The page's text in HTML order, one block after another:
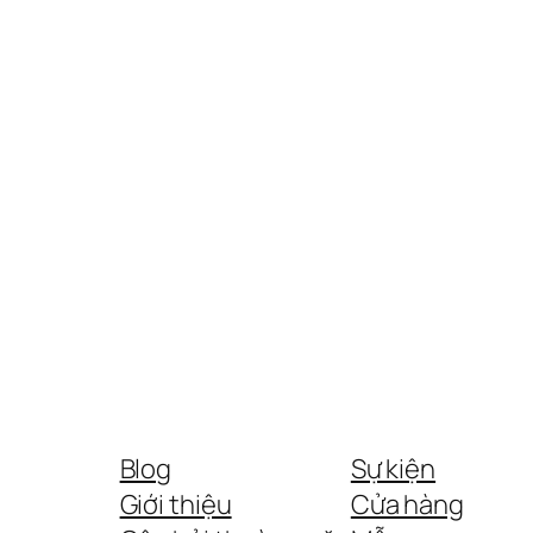
Blog
Giới thiệu
Sự kiện
Cửa hàng